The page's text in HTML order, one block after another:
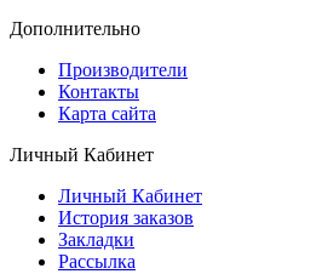
Дополнительно
Производители
Контакты
Карта сайта
Личный Кабинет
Личный Кабинет
История заказов
Закладки
Рассылка